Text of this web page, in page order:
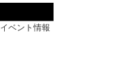
イベント情報